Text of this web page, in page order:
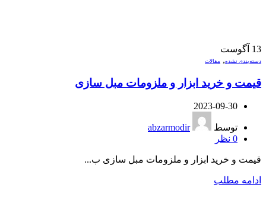
13 آگوست
دسته‌بندی نشده, مقالات
قیمت و خرید ابزار و ملزومات مبل سازی
2023-09-30
توسط
abzarmodir
0 نظر
قیمت و خرید ابزار و ملزومات مبل سازی ب...
ادامه مطلب